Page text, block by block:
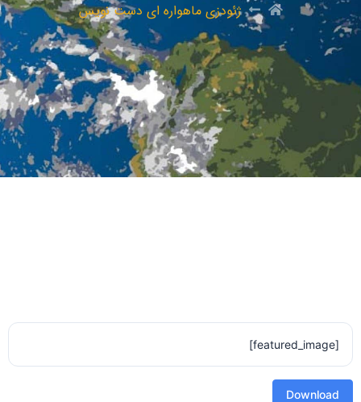
ژئودزی ماهواره ای دست نویس
[featured_image]
Download